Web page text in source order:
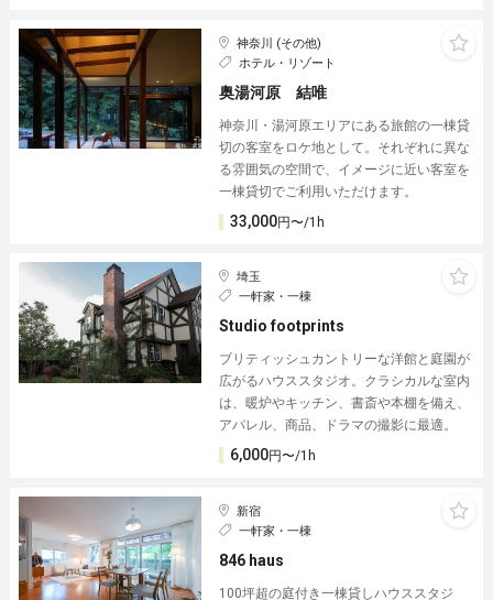
神奈川 (その他)
ホテル・リゾート
奥湯河原 結唯
神奈川・湯河原エリアにある旅館の一棟貸
切の客室をロケ地として。それぞれに異な
る雰囲気の空間で、イメージに近い客室を
一棟貸切でご利用いただけます。
33,000円〜/1h
埼玉
一軒家・一棟
Studio footprints
ブリティッシュカントリーな洋館と庭園が
広がるハウススタジオ。クラシカルな室内
は、暖炉やキッチン、書斎や本棚を備え、
アパレル、商品、ドラマの撮影に最適。
6,000円〜/1h
新宿
一軒家・一棟
846 haus
100坪超の庭付き一棟貸しハウススタジ